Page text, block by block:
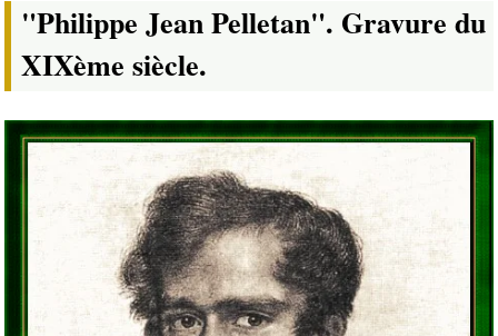
"Philippe Jean Pelletan". Gravure du
XIXème siècle.